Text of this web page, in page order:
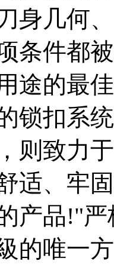
身几何
条件都
途的最
锁扣系
则致力
适、牢
产品!"
的唯一